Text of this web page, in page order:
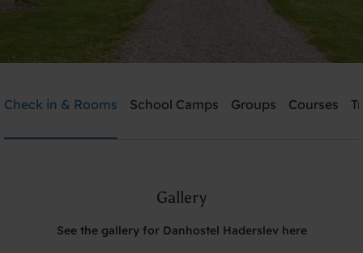
Need help? Ring:+45 7452 1347
Check in & Rooms School Camps Groups Courses
Gallery
See the gallery for Danhostel Haderslev here